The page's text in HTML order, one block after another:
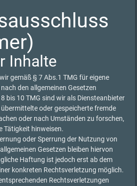
Inhalte
gemäß § 7 Abs.1 TMG für eigene
den allgemeinen Gesetzen
bis 10 TMG sind wir als Diensteanbieter
oder gespeicherte fremde
oder nach Umständen zu forschen,
Tätigkeit hinweisen.
oder Sperrung der Nutzung von
Gesetzen bleiben hiervon
Haftung ist jedoch erst ab dem
konkreten Rechtsverletzung möglich.
Rechtsverletzungen